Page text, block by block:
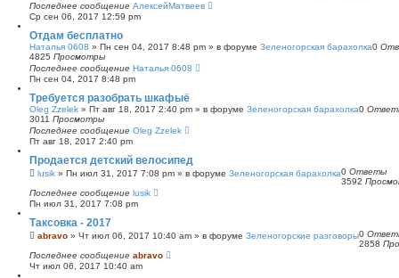
Последнее сообщение АлексейМатвеев
Ср сен 06, 2017 12:59 pm
Отдам бесплатно
Наталья 0608 » Пн сен 04, 2017 8:48 pm » в форуме Зеленогорская барахолка0
4825 Просмотры
Последнее сообщение Наталья 0608
Пн сен 04, 2017 8:48 pm
Требуется разобрать шкафыё
Oleg Zzelek » Пт авг 18, 2017 2:40 pm » в форуме Зеленогорская барахолка0
3011 Просмотры
Последнее сообщение Oleg Zzelek
Пт авг 18, 2017 2:40 pm
Продается детский велосипед
lusik » Пн июл 31, 2017 7:08 pm » в форуме Зеленогорская барахолка0 Ответы
3592
Последнее сообщение lusik
Пн июл 31, 2017 7:08 pm
Таксовка - 2017
abravo » Чт июл 06, 2017 10:40 am » в форуме Зеленогорские разговоры0
2858
Последнее сообщение abravo
Чт июл 06, 2017 10:40 am